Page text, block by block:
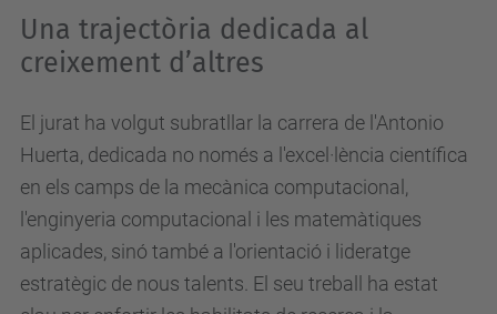
Una trajectòria dedicada al
creixement d’altres
El jurat ha volgut subratllar la carrera de l'Antonio
Huerta, dedicada no només a l'excel·lència científica
en els camps de la mecànica computacional,
l'enginyeria computacional i les matemàtiques
aplicades, sinó també a l'orientació i lideratge
estratègic de nous talents. El seu treball ha estat